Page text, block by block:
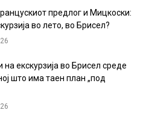
предлог и Мицкоски:
во лето, во Брисел?
екскурзија во Брисел среде
што има таен план „под